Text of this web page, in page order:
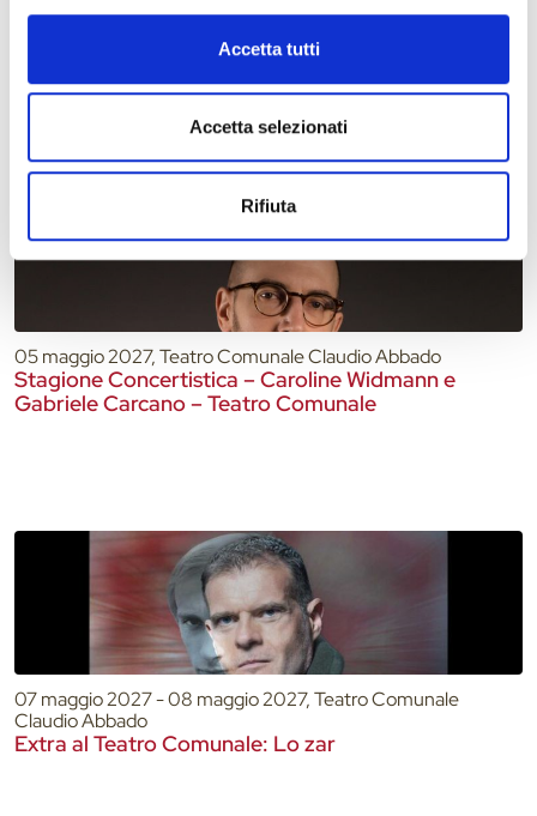
Accetta tutti
Accetta selezionati
Rifiuta
27 aprile 2027, Teatro Comunale Claudio Abbado
Stagione Concertistica – Orchestra Città di Ferrara
05 maggio 2027, Teatro Comunale Claudio Abbado
Stagione Concertistica – Caroline Widmann e
Gabriele Carcano – Teatro Comunale
07 maggio 2027 - 08 maggio 2027, Teatro Comunale
Claudio Abbado
Extra al Teatro Comunale: Lo zar